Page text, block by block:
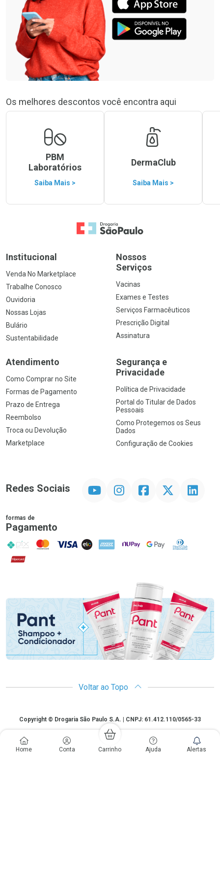
Home Conta Carrinho Ajuda Alertas
Os melhores descontos você encontra aqui
PBM
Laboratórios
Saiba Mais >
DermaClub
Saiba Mais >
Ir para a Home
Institucional
Venda No Marketplace
Trabalhe Conosco
Ouvidoria
Nossas Lojas
Bulário
Sustentabilidade
Nossos
Serviços
Vacinas
Exames e Testes
Serviços Farmacêuticos
Prescrição Digital
Assinatura
Atendimento
Como Comprar no Site
Formas de Pagamento
Prazo de Entrega
Reembolso
Troca ou Devolução
Marketplace
Segurança e
Privacidade
Política de Privacidade
Portal do Titular de Dados
Pessoais
Como Protegemos os Seus
Dados
Configuração de Cookies
Redes Sociais InstagramFacebookTwitter Linkedin
formas de
Pagamento
PIX MasterCard
VISA ELO AMEX NuPay Google PayDiners Club
Hipercard
Voltar ao Topo
CopyrightCopyright © Drogaria São Paulo S.A. | CNPJ: 61.412.110/0565-33
São Paulo - SP: Avenida Renata, 60, Chácara Belenzinho - Vila Formosa
Gislaine Lima Meo CRF 40.354 | 24 horas| Autorização de funcionamento:
Processo: 2531.559767/2014-90 Autorização/MS: 7.31847.3 | As